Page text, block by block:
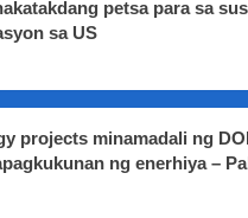
petsa para sa
sa US
projects minamadali ng
ng enerhiya –